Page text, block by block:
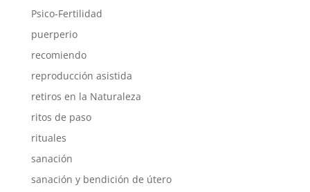
Psico-Fertilidad
puerperio
recomiendo
reproducción asistida
retiros en la Naturaleza
ritos de paso
rituales
sanación
sanación y bendición de útero